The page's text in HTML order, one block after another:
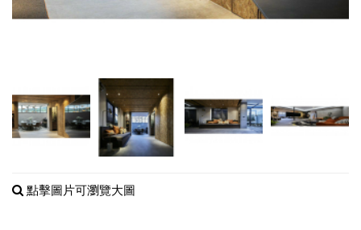
點擊圖片可瀏覽大圖